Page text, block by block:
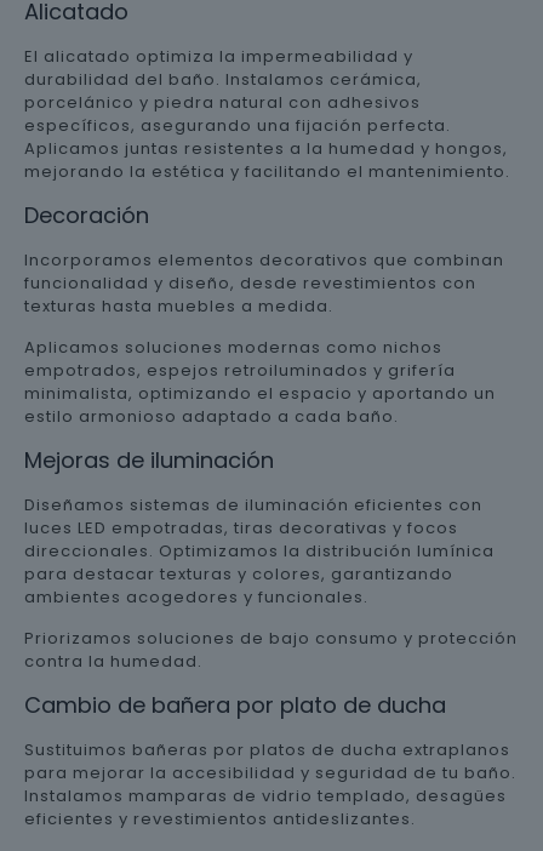
Alicatado
El alicatado optimiza la impermeabilidad y
durabilidad del baño. Instalamos cerámica,
porcelánico y piedra natural con adhesivos
específicos, asegurando una fijación perfecta.
Aplicamos juntas resistentes a la humedad y hongos,
mejorando la estética y facilitando el mantenimiento.
Decoración
Incorporamos elementos decorativos que combinan
funcionalidad y diseño, desde revestimientos con
texturas hasta muebles a medida.
Aplicamos soluciones modernas como nichos
empotrados, espejos retroiluminados y grifería
minimalista, optimizando el espacio y aportando un
estilo armonioso adaptado a cada baño.
Mejoras de iluminación
Diseñamos sistemas de iluminación eficientes con
luces LED empotradas, tiras decorativas y focos
direccionales. Optimizamos la distribución lumínica
para destacar texturas y colores, garantizando
ambientes acogedores y funcionales.
Priorizamos soluciones de bajo consumo y protección
contra la humedad.
Cambio de bañera por plato de ducha
Sustituimos bañeras por platos de ducha extraplanos
para mejorar la accesibilidad y seguridad de tu baño.
Instalamos mamparas de vidrio templado, desagües
eficientes y revestimientos antideslizantes.